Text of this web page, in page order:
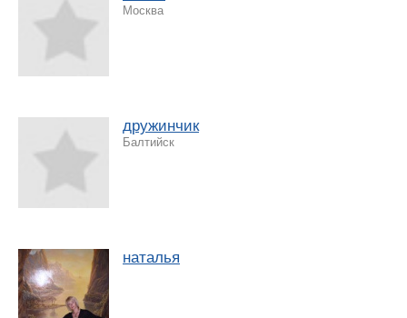
Москва
дружинчик
Балтийск
наталья